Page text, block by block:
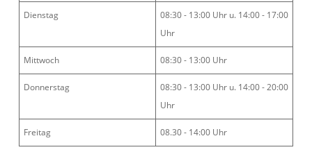
Dienstag
08:30 - 13:00 Uhr u. 14:00 - 17:00
Uhr
Mittwoch 08:30 - 13:00 Uhr
Donnerstag
08:30 - 13:00 Uhr u. 14:00 - 20:00
Uhr
Freitag 08.30 - 14:00 Uhr